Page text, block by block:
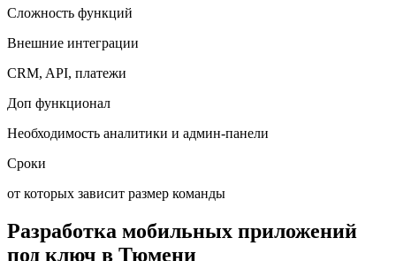
Сложность функций
Внешние интеграции
CRM, API, платежи
Доп функционал
Необходимость аналитики и админ-панели
Сроки
от которых зависит размер команды
Разработка мобильных приложений
под ключ в Тюмени